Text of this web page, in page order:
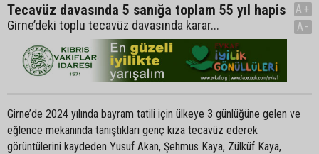
Tecavüz davasında 5 sanığa toplam 55 yıl hapis
Girne’deki toplu tecavüz davasında karar...
A+
A-
Girne’de 2024 yılında bayram tatili için ülkeye 3 günlüğüne gelen ve
eğlence mekanında tanıştıkları genç kıza tecavüz ederek
görüntülerini kaydeden Yusuf Akan, Şehmus Kaya, Zülküf Kaya,